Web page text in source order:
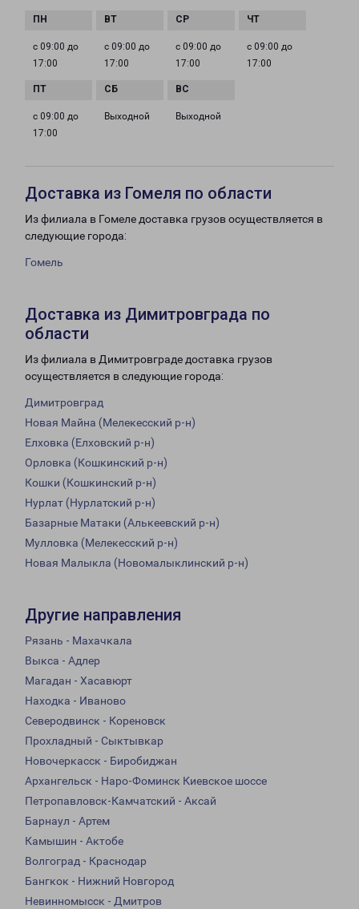
с 09:00 до
17:00
с 09:00 до
17:00
с 09:00 до
17:00
с 09:00 до
17:00
с 09:00 до
17:00
Выходной Выходной
Доставка из Гомеля по области
Из филиала в Гомеле доставка грузов осуществляется в
следующие города:
Гомель
Доставка из Димитровграда по
области
Из филиала в Димитровграде доставка грузов
осуществляется в следующие города:
Димитровград
Новая Майна (Мелекесский р-н)
Елховка (Елховский р-н)
Орловка (Кошкинский р-н)
Кошки (Кошкинский р-н)
Нурлат (Нурлатский р-н)
Базарные Матаки (Алькеевский р-н)
Мулловка (Мелекесский р-н)
Новая Малыкла (Новомалыклинский р-н)
Другие направления
Рязань - Махачкала
Выкса - Адлер
Магадан - Хасавюрт
Находка - Иваново
Северодвинск - Кореновск
Прохладный - Сыктывкар
Новочеркасск - Биробиджан
Архангельск - Наро-Фоминск Киевское шоссе
Петропавловск-Камчатский - Аксай
Барнаул - Артем
Камышин - Актобе
Волгоград - Краснодар
Бангкок - Нижний Новгород
Невинномысск - Дмитров